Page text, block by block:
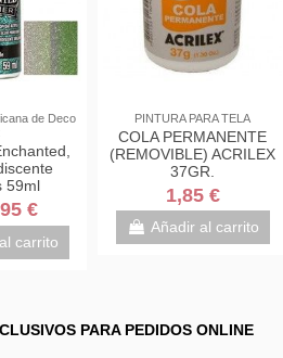
de Deco
59ml
€
carrito
PINTURA PARA TELA
COLA PERMANENTE
(REMOVIBLE) ACRILEX
37GR.
1,85 €
Añadir al carrito
PARA PEDIDOS ONLINE